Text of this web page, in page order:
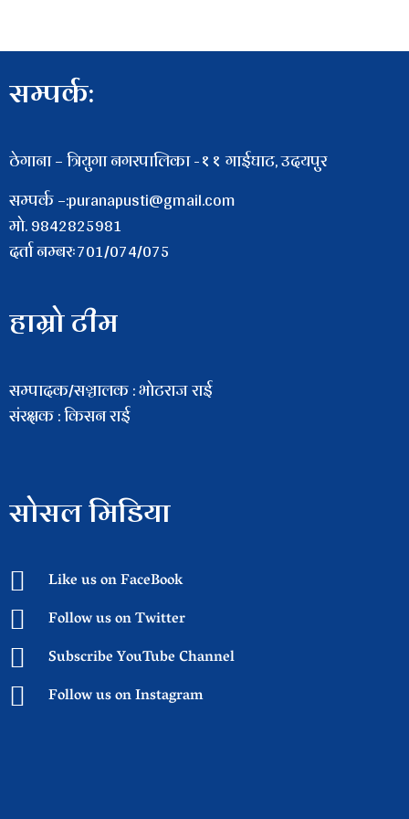
सम्पर्क:
ठेगाना – त्रियुगा नगरपालिका -११ गाईघाट, उदयपुर
सम्पर्क –:puranapusti@gmail.com
माे. 9842825981
दर्ता नम्बरः701/074/075
हाम्रो टीम
सम्पादक/सञ्चालक : भाेटराज राई
संरक्षक : किसन राई
सोसल मिडिया
Like us on FaceBook
Follow us on Twitter
Subscribe YouTube Channel
Follow us on Instagram